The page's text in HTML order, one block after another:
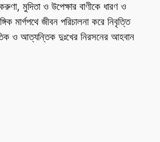
মুদিতা ও উপেক্ষার বাণীকে ধারণ ও
মার্গপথে জীবন পরিচালনা করে নিবৃত্তি
ও আত্যন্তিক দুঃখের নিরসনের আহবান